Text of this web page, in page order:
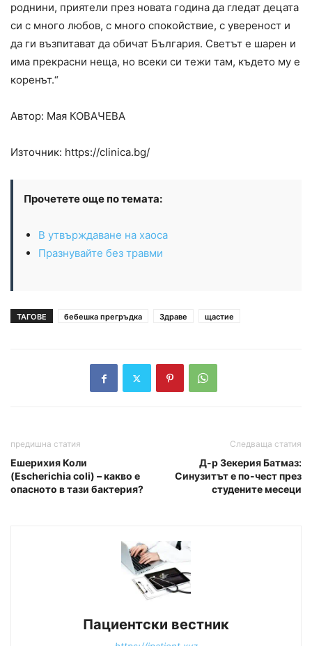
роднини, приятели през новата година да гледат децата
си с много любов, с много спокойствие, с увереност и
да ги възпитават да обичат България. Светът е шарен и
има прекрасни неща, но всеки си тежи там, където му е
коренът.“
Автор: Мая КОВАЧЕВА
Източник: https://clinica.bg/
Прочетете още по темата:
В утвърждаване на хаоса
Празнувайте без травми
ТАГОВЕ бебешка прегръдка Здраве щастие
предишна статия
Ешерихия Коли
(Escherichia coli) – какво е
опасното в тази бактерия?
Следваща статия
Д-р Зекерия Батмаз:
Синузитът е по-чест през
студените месеци
Пациентски вестник